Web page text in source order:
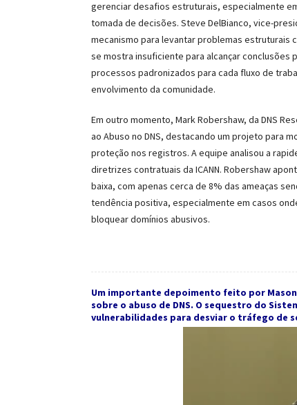
gerenciar desafios estruturais, especialmente
tomada de decisões. Steve DelBianco, vice-
mecanismo para levantar problemas
se mostra insuficiente para alcançar conclusões
processos padronizados para cada fluxo de
envolvimento da comunidade.
Em outro momento, Mark Robershaw, da DNS
ao Abuso no DNS, destacando um projeto para
proteção nos registros. A equipe analisou a
diretrizes contratuais da ICANN. Robershaw
baixa, com apenas cerca de 8% das ameaças
tendência positiva, especialmente em casos
bloquear domínios abusivos.
Um importante depoimento feito por
sobre o abuso de DNS. O sequestro do
vulnerabilidades para desviar o tráfego de